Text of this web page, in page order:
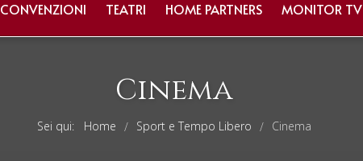
CONVENZIONI TEATRI HOME PARTNERS MONITOR TV
Cinema
Sei qui: Home / Sport e Tempo Libero / Cinema